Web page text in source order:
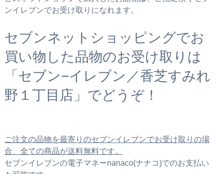
ンイレブンでお受け取りになれます。
セブンネットショッピングでお
買い物した品物のお受け取りは
「セブン−イレブン／香芝すみれ
野１丁目店」でどうぞ！
ご注文の品物を最寄りのセブンイレブンでお受け取りの場
合、全ての商品が送料無料です。
セブンイレブンの電子マネーnanaco(ナナコ)でのお支払い